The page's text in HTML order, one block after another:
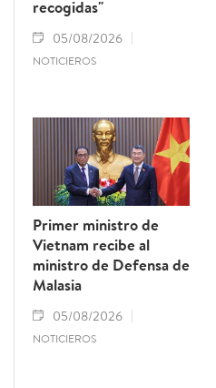
recogidas"
05/08/2026
NOTICIEROS
Primer ministro de
Vietnam recibe al
ministro de Defensa de
Malasia
05/08/2026
NOTICIEROS